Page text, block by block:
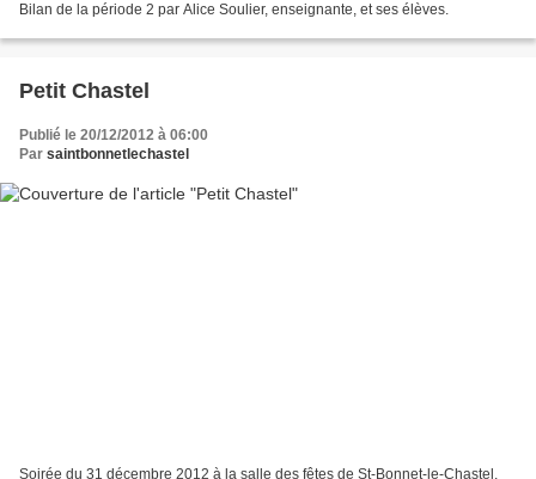
Bilan de la période 2 par Alice Soulier, enseignante, et ses élèves.
Petit Chastel
Publié le 20/12/2012 à 06:00
Par saintbonnetlechastel
Soirée du 31 décembre 2012 à la salle des fêtes de St-Bonnet-le-Chastel,